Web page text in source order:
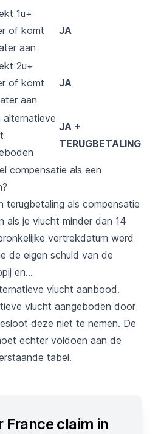
1u+
of komt
aan
JA
2u+
of komt
aan
JA
alternatieve
JA +
TERUGBETALING
compensatie als een
terugbetaling als compensatie
als je vlucht minder dan 14
vertrekdatum werd
de eigen schuld van de
en...
vlucht aanbood.
vlucht aangeboden door
deze niet te nemen. De
echter voldoen aan de
tabel.
France claim in